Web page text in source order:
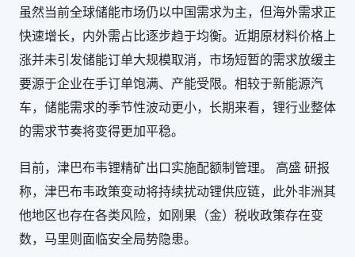
虽然当前全球储能市场仍以中国需求为主，但海外需求正
快速增长，内外需占比逐步趋于均衡。近期原材料价格上
涨并未引发储能订单大规模取消，市场短暂的需求放缓主
要源于企业在手订单饱满、产能受限。相较于新能源汽
车，储能需求的季节性波动更小，长期来看，锂行业整体
的需求节奏将变得更加平稳。
目前，津巴布韦锂精矿出口实施配额制管理。 高盛 研报
称，津巴布韦政策变动将持续扰动锂供应链，此外非洲其
他地区也存在各类风险，如刚果（金）税收政策存在变
数，马里则面临安全局势隐患。